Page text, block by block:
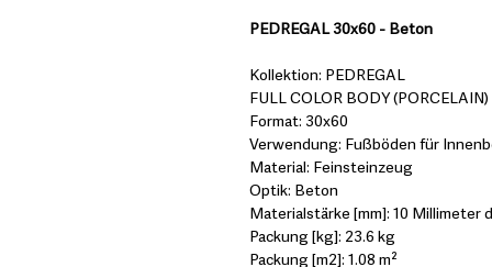
PEDREGAL 30x60 - Beton
Kollektion: PEDREGAL
FULL COLOR BODY (PORCELAIN)
Format: 30x60
Verwendung: Fußböden für
Material: Feinsteinzeug
Optik: Beton
Materialstärke [mm]: 10 Millimeter
Packung [kg]: 23.6 kg
Packung [m2]: 1.08 m²